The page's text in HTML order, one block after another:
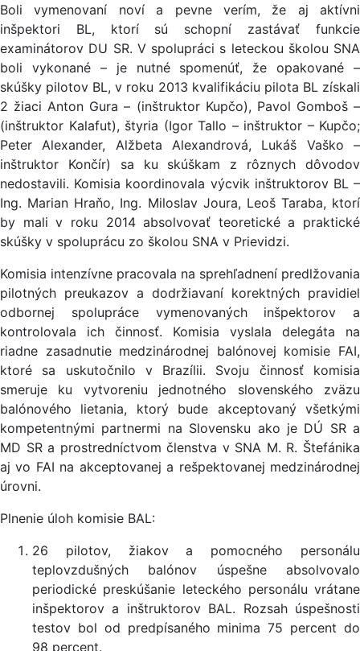
Boli vymenovaní noví a pevne verím, že aj aktívni
inšpektori BL, ktorí sú schopní zastávať funkcie
examinátorov DU SR. V spolupráci s leteckou školou SNA
boli vykonané – je nutné spomenúť, že opakované –
skúšky pilotov BL, v roku 2013 kvalifikáciu pilota BL získali
2 žiaci Anton Gura – (inštruktor Kupčo), Pavol Gomboš –
(inštruktor Kalafut), štyria (Igor Tallo – inštruktor – Kupčo;
Peter Alexander, Alžbeta Alexandrová, Lukáš Vaško –
inštruktor Končír) sa ku skúškam z rôznych dôvodov
nedostavili. Komisia koordinovala výcvik inštruktorov BL –
Ing. Marian Hraňo, Ing. Miloslav Joura, Leoš Taraba, ktorí
by mali v roku 2014 absolvovať teoretické a praktické
skúšky v spoluprácu zo školou SNA v Prievidzi.
Komisia intenzívne pracovala na sprehľadnení predlžovania
pilotných preukazov a dodržiavaní korektných pravidiel
odbornej spolupráce vymenovaných inšpektorov a
kontrolovala ich činnosť. Komisia vyslala delegáta na
riadne zasadnutie medzinárodnej balónovej komisie FAI,
ktoré sa uskutočnilo v Brazílii. Svoju činnosť komisia
smeruje ku vytvoreniu jednotného slovenského zväzu
balónového lietania, ktorý bude akceptovaný všetkými
kompetentnými partnermi na Slovensku ako je DÚ SR a
MD SR a prostredníctvom členstva v SNA M. R. Štefánika
aj vo FAI na akceptovanej a rešpektovanej medzinárodnej
úrovni.
Plnenie úloh komisie BAL:
26 pilotov, žiakov a pomocného personálu
teplovzdušných balónov úspešne absolvovalo
periodické preskúšanie leteckého personálu vrátane
inšpektorov a inštruktorov BAL. Rozsah úspešnosti
testov bol od predpísaného minima 75 percent do
98 percent.